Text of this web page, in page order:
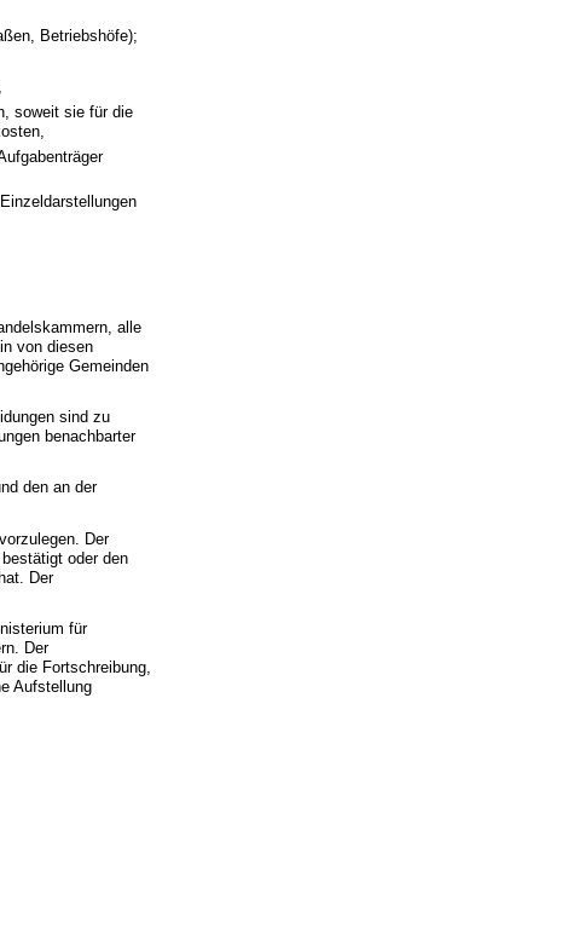
Betriebshöfe);
soweit sie für die
alle
von diesen
Gemeinden
sind zu
benachbarter
den an der
Der
oder den
Der
für
Der
die Fortschreibung,
Aufstellung